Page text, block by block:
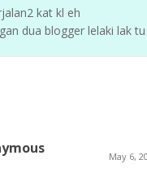
kat kl eh
dua blogger lelaki lak tu
May 6,